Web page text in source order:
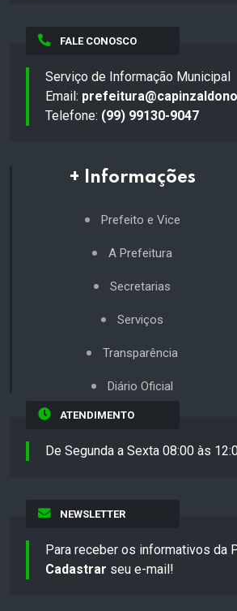
FALE CONOSCO
Serviço de Informação Municipal
Email:
Telefone: (99) 99130-9047
+ Informações
Prefeito e Vice
A Prefeitura
Secretarias
Serviços
Transparência
Diário Oficial
ATENDIMENTO
De Segunda a Sexta 08:00 às
NEWSLETTER
Para receber os informativos da
Cadastrar seu e-mail!